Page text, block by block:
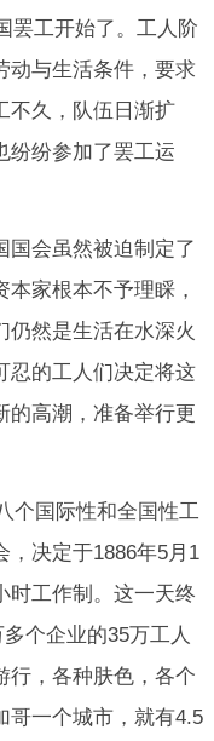
罢工开始了。工人阶
动与生活条件，要求
不久，队伍日渐扩
纷纷参加了罢工运
国会虽然被迫制定了
家根本不予理睬，
仍然是生活在水深火
忍的工人们决定将这
的高潮，准备举行更
个国际性和全国性工
，决定于1886年5月1
时工作制。这一天终
个企业的35万工人
行，各种肤色，各个
哥一个城市，就有4.5